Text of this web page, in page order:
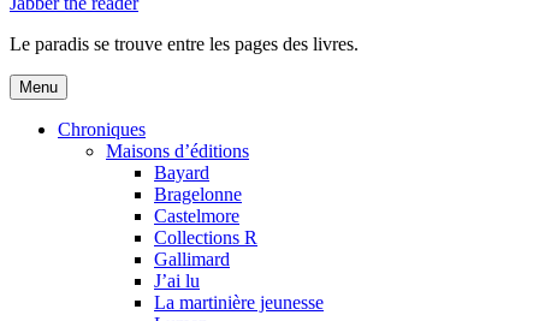
Le paradis se trouve entre les pages des livres.
Menu
Chroniques
Maisons d’éditions
Bayard
Bragelonne
Castelmore
Collections R
Gallimard
J’ai lu
La martinière jeunesse